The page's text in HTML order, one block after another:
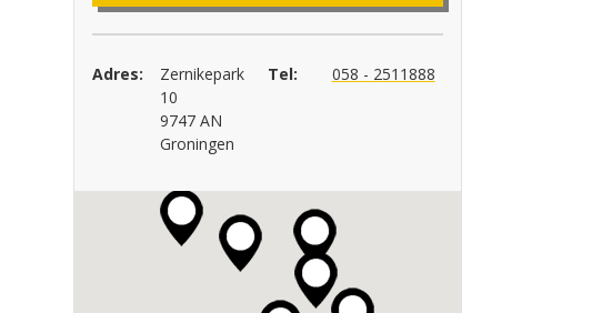
Adres:
Zernikepark
10
9747 AN
Groningen
Tel: 058 - 2511888